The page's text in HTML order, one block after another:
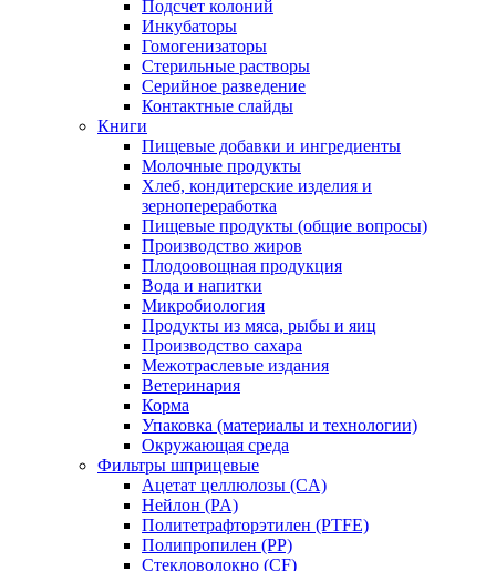
Подсчет колоний
Инкубаторы
Гомогенизаторы
Стерильные растворы
Серийное разведение
Контактные слайды
Книги
Пищевые добавки и ингредиенты
Молочные продукты
Хлеб, кондитерские изделия и
зернопереработка
Пищевые продукты (общие вопросы)
Производство жиров
Плодоовощная продукция
Вода и напитки
Микробиология
Продукты из мяса, рыбы и яиц
Производство сахара
Межотраслевые издания
Ветеринария
Корма
Упаковка (материалы и технологии)
Окружающая среда
Фильтры шприцевые
Ацетат целлюлозы (CA)
Нейлон (PA)
Политетрафторэтилен (PTFE)
Полипропилен (PP)
Стекловолокно (CF)